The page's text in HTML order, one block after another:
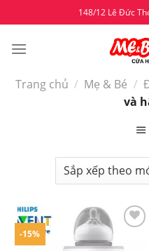
to
content
148/12 Lê Đức
Trang chủ / Mẹ & Bé /
và
-15%